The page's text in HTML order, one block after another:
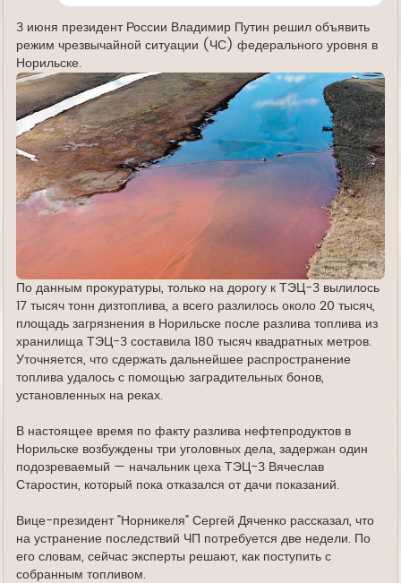
3 июня президент России Владимир Путин решил объявить
режим чрезвычайной ситуации (ЧС) федерального уровня в
Норильске.
По данным прокуратуры, только на дорогу к ТЭЦ-3 вылилось
17 тысяч тонн дизтоплива, а всего разлилось около 20 тысяч,
площадь загрязнения в Норильске после разлива топлива из
хранилища ТЭЦ-3 составила 180 тысяч квадратных метров.
Уточняется, что сдержать дальнейшее распространение
топлива удалось с помощью заградительных бонов,
установленных на реках.
В настоящее время по факту разлива нефтепродуктов в
Норильске возбуждены три уголовных дела, задержан один
подозреваемый — начальник цеха ТЭЦ-3 Вячеслав
Старостин, который пока отказался от дачи показаний.
Вице-президент "Норникеля" Сергей Дяченко рассказал, что
на устранение последствий ЧП потребуется две недели. По
его словам, сейчас эксперты решают, как поступить с
собранным топливом.